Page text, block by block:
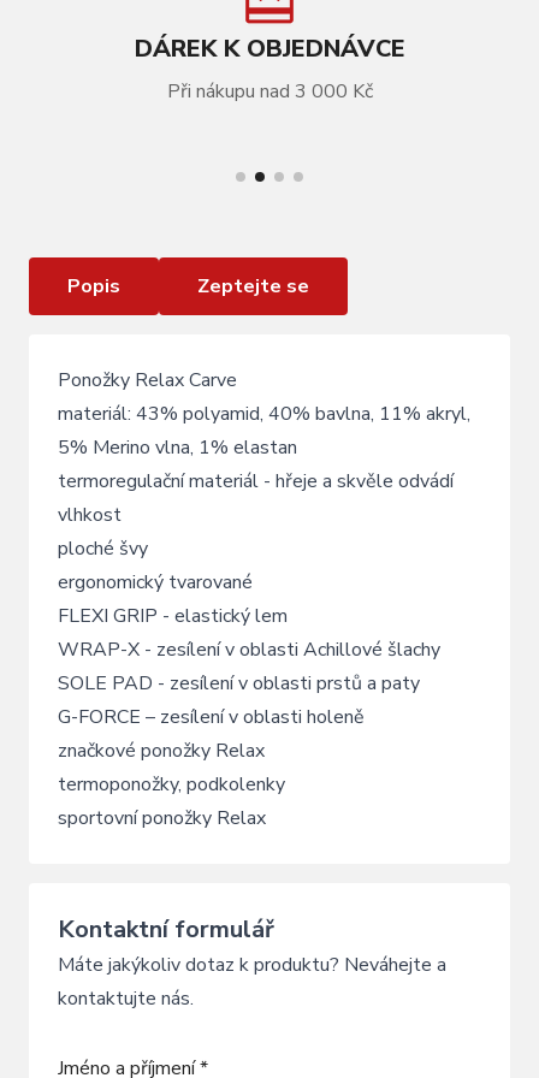
DÁREK K OBJEDNÁVCE
Při nákupu nad 3 000 Kč
Popis Zeptejte se
Ponožky Relax Carve
materiál: 43% polyamid, 40% bavlna, 11% akryl,
5% Merino vlna, 1% elastan
termoregulační materiál - hřeje a skvěle odvádí
vlhkost
ploché švy
ergonomický tvarované
FLEXI GRIP - elastický lem
WRAP-X - zesílení v oblasti Achillové šlachy
SOLE PAD - zesílení v oblasti prstů a paty
G-FORCE – zesílení v oblasti holeně
značkové ponožky Relax
termoponožky, podkolenky
sportovní ponožky Relax
Kontaktní formulář
Máte jakýkoliv dotaz k produktu? Neváhejte a
kontaktujte nás.
Jméno a příjmení *